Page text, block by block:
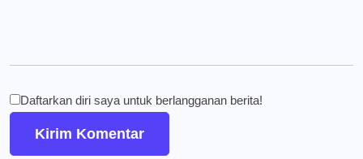
Daftarkan diri saya untuk berlangganan berita!